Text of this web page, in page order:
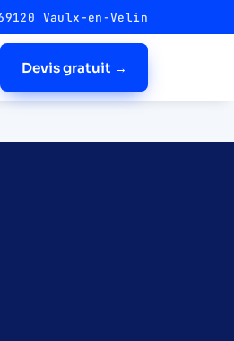
Vaulx-en-Velin
Devis gratuit →